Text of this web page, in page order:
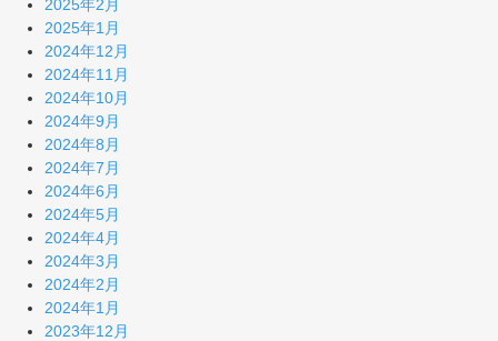
2025年2月
2025年1月
2024年12月
2024年11月
2024年10月
2024年9月
2024年8月
2024年7月
2024年6月
2024年5月
2024年4月
2024年3月
2024年2月
2024年1月
2023年12月